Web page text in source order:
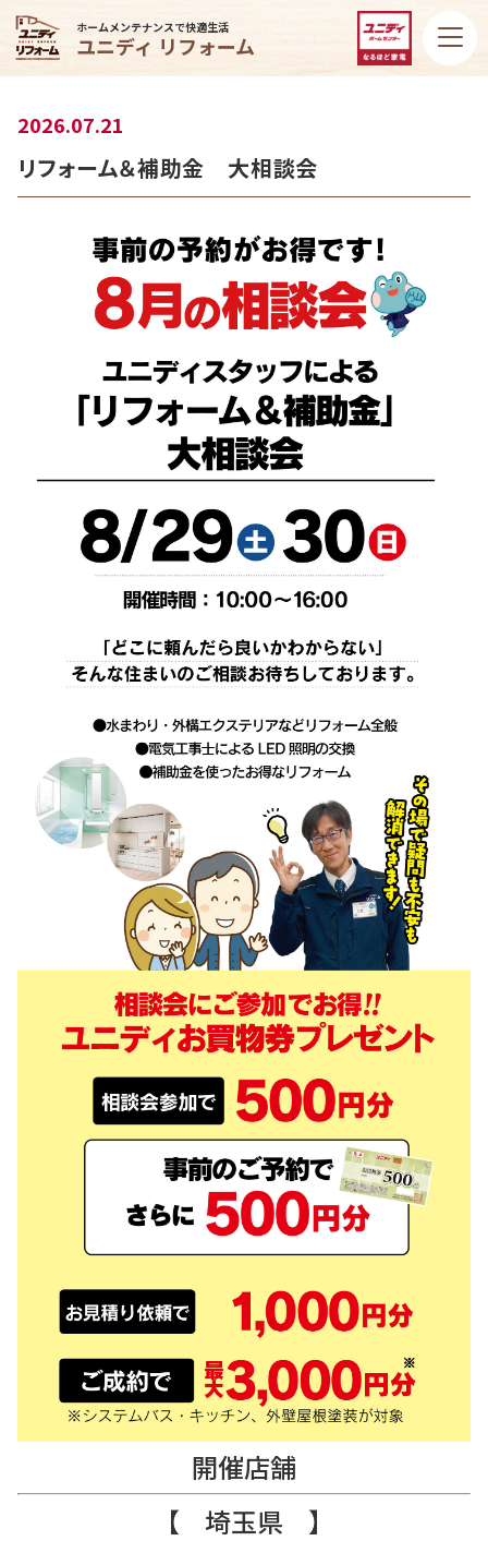
ホームメンテナンスで快適生活
ユニディ リフォーム
2026.07.21
リフォーム＆補助金 大相談会
開催店舗
【 埼玉県 】